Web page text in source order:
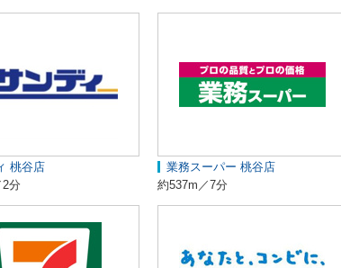
桃谷店
分
業務スーパー 桃谷店
約537m／7分